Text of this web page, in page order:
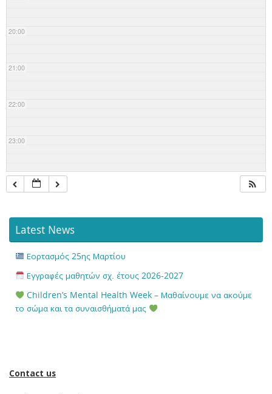
20:00
21:00
22:00
23:00
Latest News
Εορτασμός 25ης Μαρτίου
Εγγραφές μαθητών σχ. έτους 2026-2027
Children’s Mental Health Week – Μαθαίνουμε να ακούμε
το σώμα και τα συναισθήματά μας
Contact us